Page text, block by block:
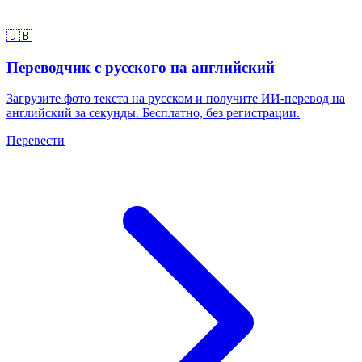
🇬🇧
Переводчик с русского на английский
Загрузите фото текста на русском и получите ИИ-перевод на
английский за секунды. Бесплатно, без регистрации.
Перевести